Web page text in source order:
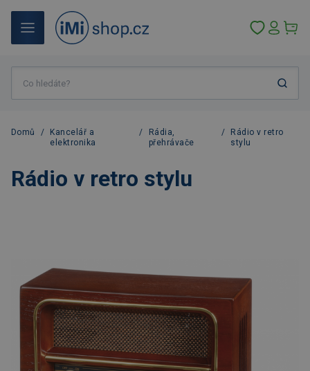
Domů /
Kancelář a
elektronika
/
Rádia,
přehrávače
/
Rádio v retro
stylu
Rádio v retro stylu